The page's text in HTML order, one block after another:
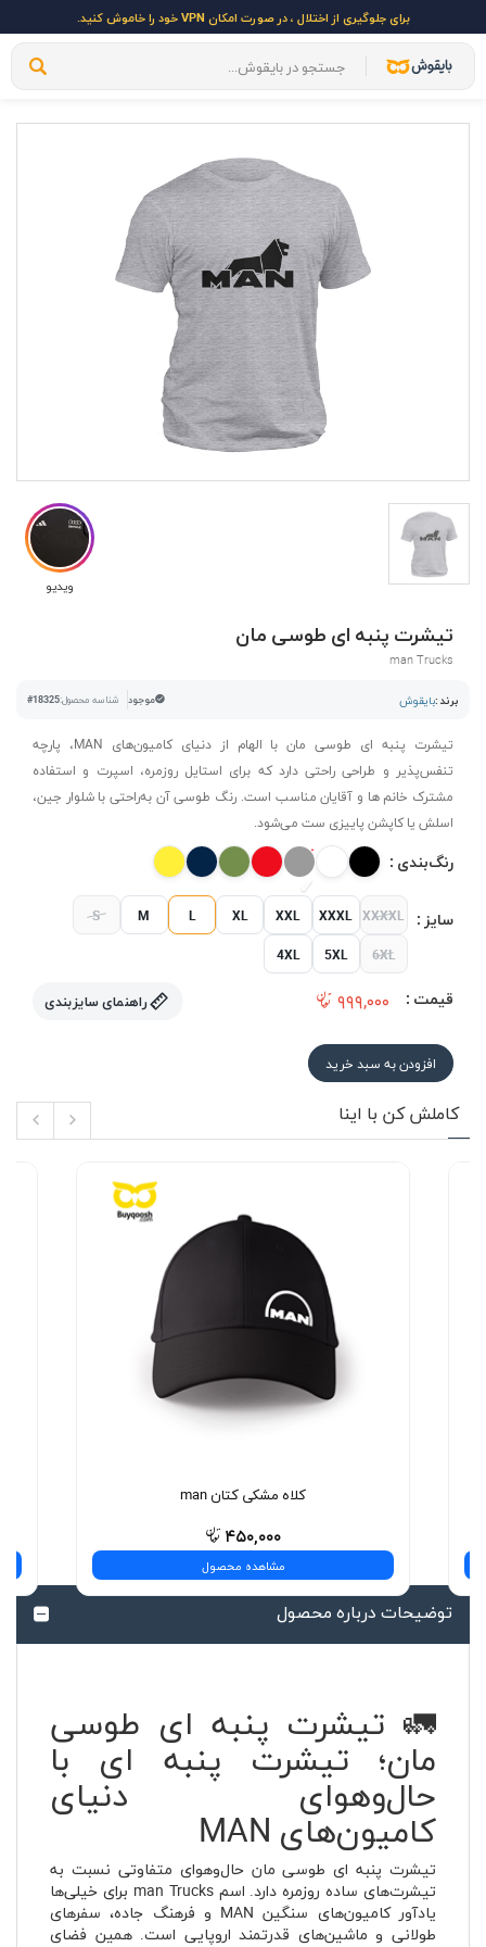
برای جلوگیری از اختلال ، در صورت امکان VPN خود را خاموش کنید.
ویدیو
تیشرت پنبه ای طوسی مان
man Trucks
برند :بایقوش موجود شناسه محصول:#18325
تیشرت پنبه ای طوسی مان با الهام از دنیای کامیون‌های MAN، پارچه
تنفس‌پذیر و طراحی راحتی دارد که برای استایل روزمره، اسپرت و استفاده
مشترک خانم ها و آقایان مناسب است. رنگ طوسی آن به‌راحتی با شلوار جین،
اسلش یا کاپشن پاییزی ست می‌شود.
رنگ‌بندی :
سایز : S M L XL XXL XXXL XXXXL
4XL 5XL 6XL
قیمت : ۹۹۹,۰۰۰ راهنمای سایزبندی
افزودن به سبد خرید
کاملش کن با اینا
کلاه مشکی کتان man
۴۵۰,۰۰۰
مشاهده محصول
توضیحات درباره محصول
🚛 تیشرت پنبه ای طوسی
مان؛ تیشرت پنبه ای با
حال‌وهوای دنیای
کامیون‌های MAN
تیشرت پنبه ای طوسی مان حال‌وهوای متفاوتی نسبت به
تیشرت‌های ساده روزمره دارد. اسم man Trucks برای خیلی‌ها
یادآور کامیون‌های سنگین MAN و فرهنگ جاده، سفرهای
طولانی و ماشین‌های قدرتمند اروپایی است. همین فضای